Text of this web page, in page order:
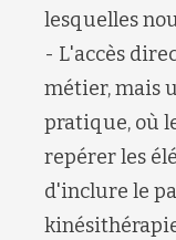
lesquelles
- L'accès
métier, mais
pratique, où
repérer les
d'inclure le